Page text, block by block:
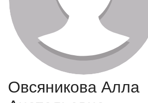
Овсяникова Алла